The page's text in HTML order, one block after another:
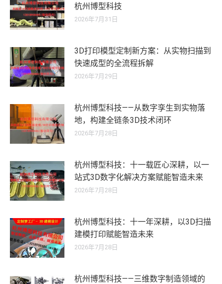
杭州博型科技
2026年7月31日
3D打印模型定制新方案：从实物扫描到
快速成型的全流程拆解
2026年7月29日
杭州博型科技——从数字孪生到实物落
地，构建全链条3D技术闭环
2026年7月28日
杭州博型科技：十一载匠心深耕，以一
站式3D数字化解决方案赋能智造未来
2026年7月28日
杭州博型科技：十一年深耕，以3D扫描
建模打印赋能智造未来
2026年7月28日
杭州博型科技——三维数字制造领域的